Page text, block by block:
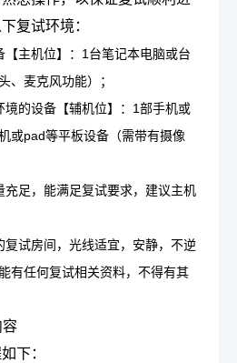
复试环境：
主机位】：1台笔记本电脑或台
、麦克风功能）；
境的设备【辅机位】：1部手机或
或pad等平板设备（需带有摄像
充足，能满足复试要求，建议主机
复试房间，光线适宜，安静，不逆
有任何复试相关资料，不得有其
容
下：